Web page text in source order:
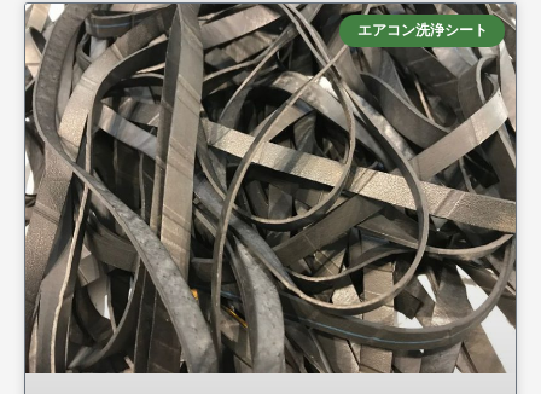
エアコン洗浄シート